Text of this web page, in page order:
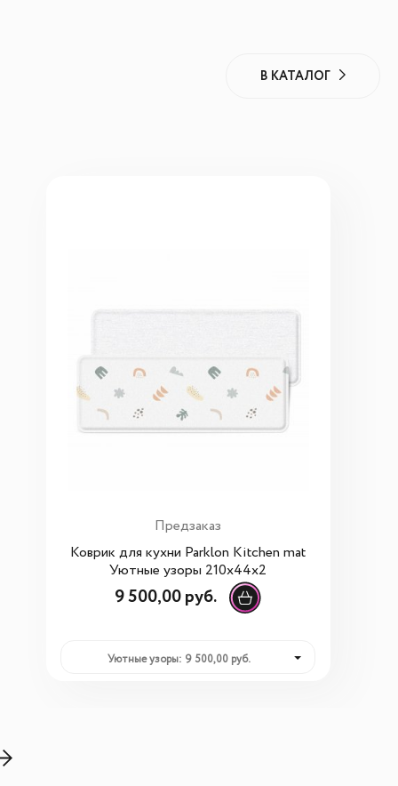
В КАТАЛОГ
Предзаказ
Коврик для кухни Parklon Kitchen mat
Уютные узоры 210x44x2
9 500,00 руб.
Уютные узоры: 9 500,00 руб.